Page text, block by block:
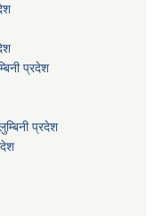
प्रदेश
प्रदेश